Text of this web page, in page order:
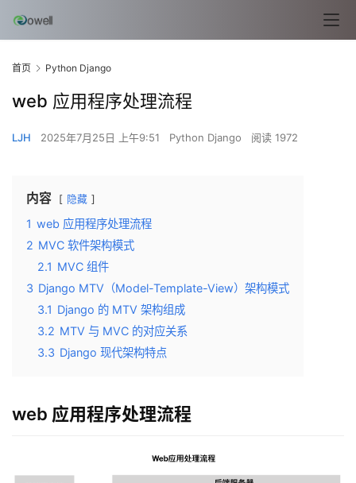
首页 Python Django
web 应用程序处理流程
LJH 2025年7月25日 上午9:51 Python Django 阅读 1972
内容 隐藏
1 web 应用程序处理流程
2 MVC 软件架构模式
2.1 MVC 组件
3 Django MTV（Model-Template-View）架构模式
3.1 Django 的 MTV 架构组成
3.2 MTV 与 MVC 的对应关系
3.3 Django 现代架构特点
web 应用程序处理流程